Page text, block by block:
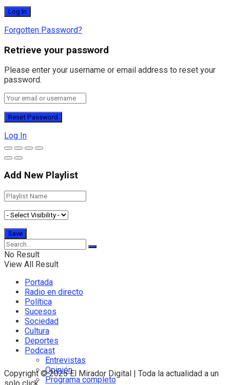
Copyright © 2025 El Mirador Digital | Toda la actualidad a un
Forgotten Password?
Retrieve your password
Please enter your username or email address to reset your
password.
Log In
Add New Playlist
No Result
View All Result
Portada
Radio en directo
Política
Sucesos
Sociedad
Cultura
Deportes
Podcast
Entrevistas
Opinión
Programa completo